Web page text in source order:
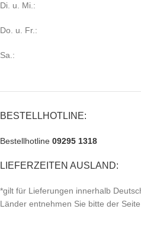
Di. u. Mi.:
Do. u. Fr.:
Sa.:
BESTELLHOTLINE:
Bestellhotline 09295 1318
LIEFERZEITEN AUSLAND:
*gilt für Lieferungen innerhalb
Länder entnehmen Sie bitte der Seite